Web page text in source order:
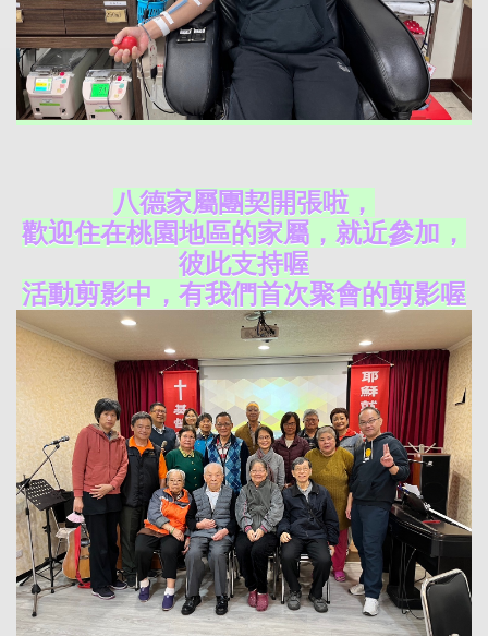
八德家屬團契開張啦，
歡迎住在桃園地區的家屬，就近參加，
彼此支持喔
活動剪影中，有我們首次聚會的剪影喔